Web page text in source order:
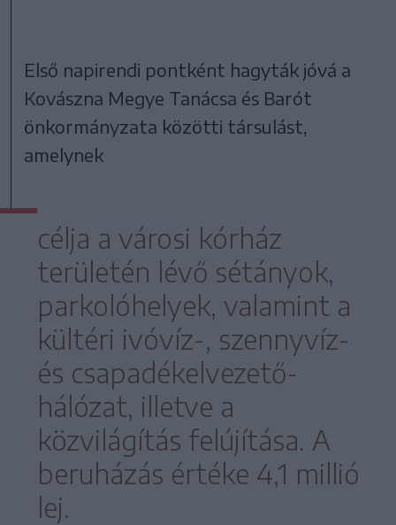
Első napirendi pontként hagyták jóvá a
Kovászna Megye Tanácsa és Barót
önkormányzata közötti társulást,
amelynek
célja a városi kórház
területén lévő sétányok,
parkolóhelyek, valamint a
kültéri ivóvíz-, szennyvíz-
és csapadékelvezető-
hálózat, illetve a
közvilágítás felújítása. A
beruházás értéke 4,1 millió
lej.